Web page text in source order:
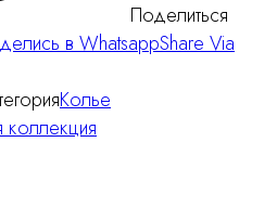
Поделиться
в WhatsappShare Via
Колье
коллекция